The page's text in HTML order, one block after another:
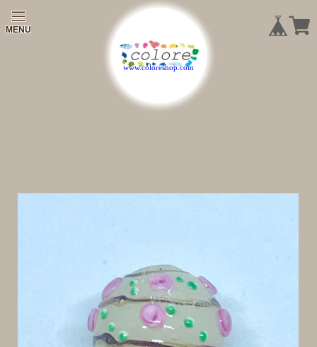
|
|
|